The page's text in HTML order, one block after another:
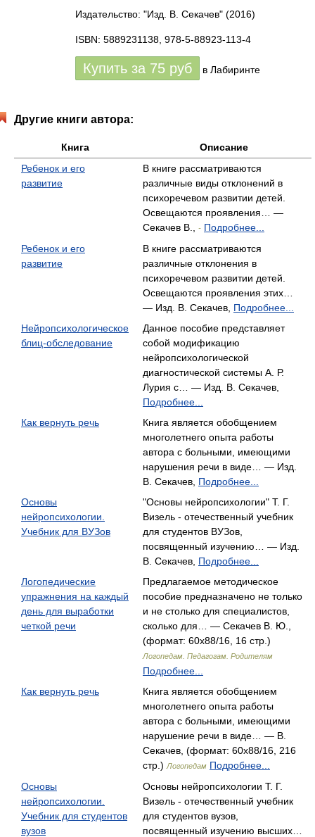
Издательство: "Изд. В. Секачев" (2016)
ISBN: 5889231138, 978-5-88923-113-4
Купить за 75 руб в Лабиринте
Другие книги автора:
Книга
Описание
Ребенок и его
развитие
В книге рассматриваются
различные виды отклонений в
психоречевом развитии детей.
Освещаются проявления… —
Секачев В.,
- Подробнее...
Ребенок и его
развитие
В книге рассматриваются
различные отклонения в
психоречевом развитии детей.
Освещаются проявления этих…
— Изд. В. Секачев, Подробнее...
Нейропсихологическое
блиц-обследование
Данное пособие представляет
собой модификацию
нейропсихологической
диагностической системы А. Р.
Лурия с… — Изд. В. Секачев,
Подробнее...
Как вернуть речь
Книга является обобщением
многолетнего опыта работы
автора с больными, имеющими
нарушения речи в виде… — Изд.
В. Секачев, Подробнее...
Основы
нейропсихологии.
Учебник для ВУЗов
"Основы нейропсихологии" Т. Г.
Визель - отечественный учебник
для студентов ВУЗов,
посвященный изучению… — Изд.
В. Секачев, Подробнее...
Логопедические
упражнения на каждый
день для выработки
четкой речи
Предлагаемое методическое
пособие предназначено не только
и не столько для специалистов,
сколько для… — Секачев В. Ю.,
(формат: 60x88/16, 16 стр.)
Логопедам. Педагогам. Родителям
Подробнее...
Как вернуть речь
Книга является обобщением
многолетнего опыта работы
автора с больными, имеющими
нарушение речи в виде… — В.
Секачев, (формат: 60x88/16, 216
стр.) Логопедам Подробнее...
Основы
нейропсихологии.
Учебник для студентов
вузов
Основы нейропсихологии Т. Г.
Визель - отечественный учебник
для студентов вузов,
посвященный изучению высших…